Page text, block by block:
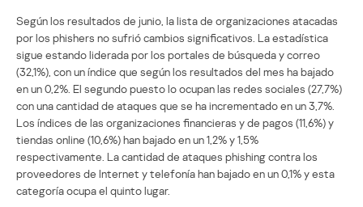
Según los resultados de junio, la lista de organizaciones atacadas
por los phishers no sufrió cambios significativos. La estadística
sigue estando liderada por los portales de búsqueda y correo
(32,1%), con un índice que según los resultados del mes ha bajado
en un 0,2%. El segundo puesto lo ocupan las redes sociales (27,7%)
con una cantidad de ataques que se ha incrementado en un 3,7%.
Los índices de las organizaciones financieras y de pagos (11,6%) y
tiendas online (10,6%) han bajado en un 1,2% y 1,5%
respectivamente. La cantidad de ataques phishing contra los
proveedores de Internet y telefonía han bajado en un 0,1% y esta
categoría ocupa el quinto lugar.